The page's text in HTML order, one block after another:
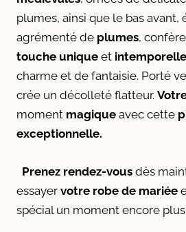
plumes, ainsi que le bas avant,
agrémenté de plumes,
touche unique et intemporelle
charme et de fantaisie. Porté
crée un décolleté flatteur.
moment magique avec cette
exceptionnelle.
Prenez rendez-vous dès
essayer votre robe de mariée
spécial un moment encore plus